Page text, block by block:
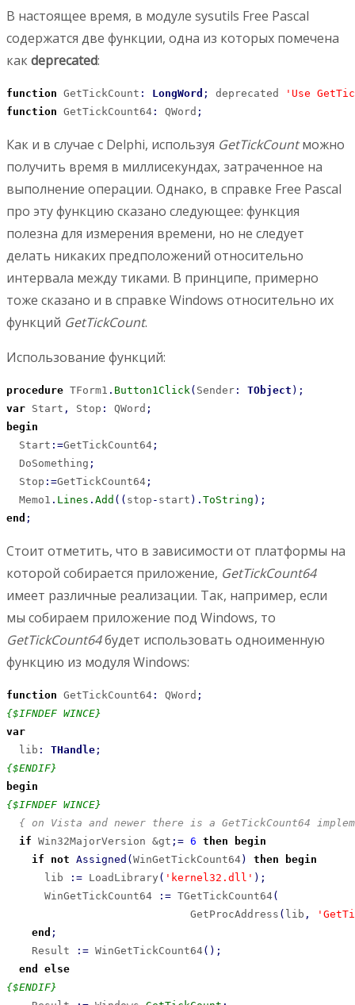
В настоящее время, в модуле sysutils Free Pascal
содержатся две функции, одна из которых помечена
какdeprecated:
function GetTickCount : LongWord ; deprecated
'Use
function GetTickCount64 : QWord ;
Как и в случае с Delphi, используя GetTickCountможно
получить время в миллисекундах, затраченное на
выполнение операции. Однако, в справке Free Pascal
про эту функцию сказано следующее: функция
полезна для измерения времени, но не следует
делать никаких предположений относительно
интервала между тиками. В принципе, примерно
тоже сказано и в справке Windows относительно их
функций GetTickCount.
Использование функций:
procedure TForm1 . Button1Click ( Sender : TObject ) ;
var Start , Stop : QWord ;
begin
  Start
: =GetTickCount64 ;
  DoSomething
;
  Stop
: =GetTickCount64 ;
  Memo1
. Lines . Add ( ( stop - start ) . ToString ) ;
end ;
Стоит отметить, что в зависимости от платформы на
которой собирается приложение, GetTickCount64
имеет различные реализации. Так, например, если
мы собираем приложение под Windows, то
GetTickCount64будет использовать одноименную
функцию из модуля Windows:
function GetTickCount64 : QWord ;
{$IFNDEF WINCE}
var
  lib
: THandle ;
{$ENDIF}
begin
{$IFNDEF WINCE}
{ on Vista and newer there is a GetTickCount64
if Win32MajorVersion &gt ; = 6 then
begin
if
not Assigned (WinGetTickCount64) then
begin
      lib
: = LoadLibrary ( 'kernel32.dll' ) ;
      WinGetTickCount64
: = TGetTickCount64(
                             GetProcAddress
( lib ,
end ;
    Result
: = WinGetTickCount64( ) ;
end
else
{$ENDIF}